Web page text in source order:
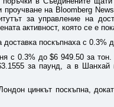
проучване на Bloomberg
за управление на
активност, която се е
поскъпнаха с 0.3%
с 0.3% до $6 949.50 за
за паунд, а в
цинкът поскъпна,